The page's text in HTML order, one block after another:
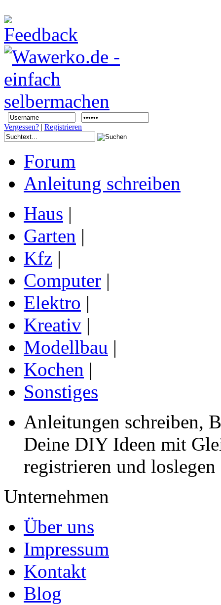
Vergessen? | Registrieren
Forum
Anleitung schreiben
Haus |
Garten |
Kfz |
Computer |
Elektro |
Kreativ |
Modellbau |
Kochen |
Sonstiges
Anleitungen schreiben,
Deine DIY Ideen mit
registrieren und loslegen
Unternehmen
Über uns
Impressum
Kontakt
Blog